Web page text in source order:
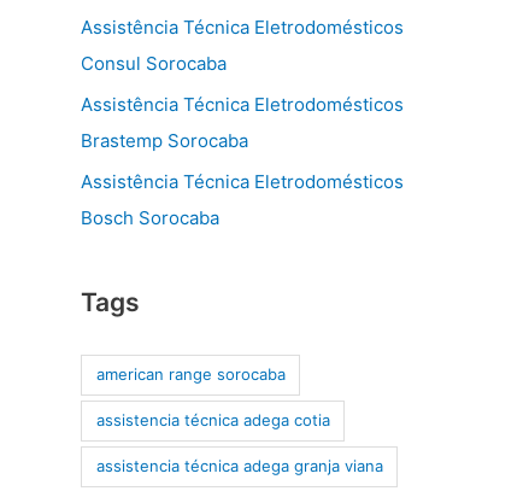
Assistência Técnica Eletrodomésticos
Consul Sorocaba
Assistência Técnica Eletrodomésticos
Brastemp Sorocaba
Assistência Técnica Eletrodomésticos
Bosch Sorocaba
Tags
american range sorocaba
assistencia técnica adega cotia
assistencia técnica adega granja viana